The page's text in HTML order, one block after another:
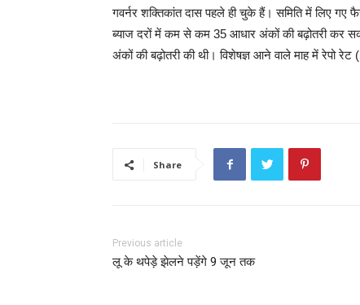
गवर्नर शक्तिकांत दास पहले ही चुके हैं। समिति में लिए गए
ब्याज दरों में कम से कम 35 आधार अंकों की बढ़ोतरी कर
अंकों की बढ़ोतरी की थी। विशेषज्ञ आने वाले माह में रेपो
Share
Previous article
लू के थपेड़े झेलने पड़ेंगे 9 जून तक